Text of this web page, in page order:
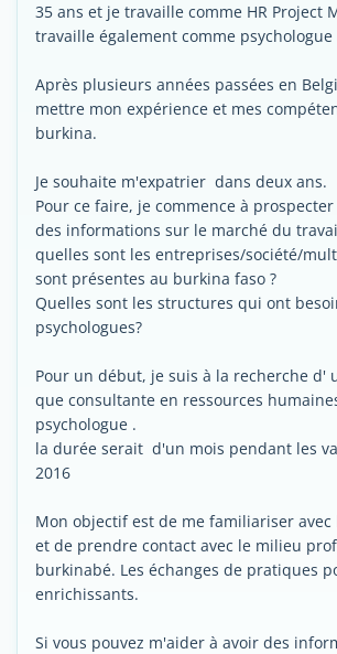
35 ans et je travaille comme HR Project
travaille également comme
Après plusieurs années passées en
mettre mon expérience et mes
burkina.
Je souhaite m'expatrier dans deux ans.
Pour ce faire, je commence à
des informations sur le marché du
quelles sont les entreprises/société/
sont présentes au burkina faso ?
Quelles sont les structures qui ont
psychologues?
Pour un début, je suis à la recherche d'
que consultante en ressources
psychologue .
la durée serait d'un mois pendant les
2016
Mon objectif est de me familiariser
et de prendre contact avec le milieu
burkinabé. Les échanges de pratiques
enrichissants.
Si vous pouvez m'aider à avoir des